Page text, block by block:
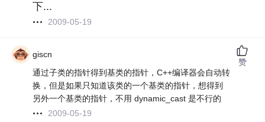
下...
2009-05-19
giscn
通过子类的指针得到基类的指针，C++编译器会自动转
换，但是如果只知道该类的一个基类的指针，想得到
另外一个基类的指针，不用 dynamic_cast 是不行的
2009-05-19
赞